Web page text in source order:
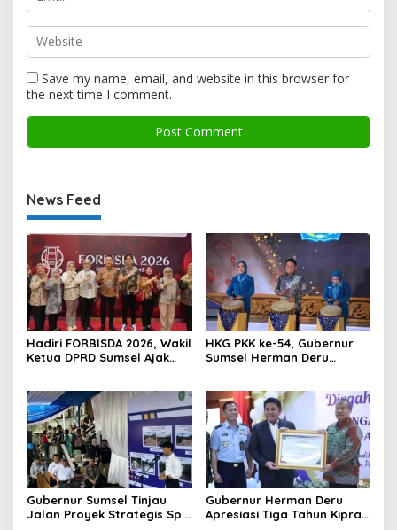
Save my name, email, and website in this browser for
the next time I comment.
News Feed
Hadiri FORBISDA 2026, Wakil
Ketua DPRD Sumsel Ajak
HKG PKK ke-54, Gubernur
Sumsel Herman Deru
Perempuan
Gubernur Sumsel Tinjau
Jalan Proyek Strategis Sp.
Gubernur Herman Deru
Apresiasi Tiga Tahun Kiprah